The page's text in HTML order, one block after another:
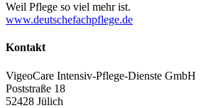
Weil Pflege so viel mehr ist.
www.deutschefachpflege.de
Kontakt
VigeoCare Intensiv-Pflege-Dienste GmbH
Poststraße 18
52428 Jülich